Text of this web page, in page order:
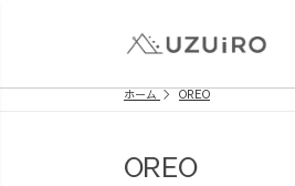
ホーム OREO
OREO